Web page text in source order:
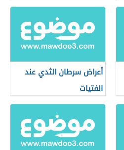
أعراض سرطان الثدي عند
الفتيات